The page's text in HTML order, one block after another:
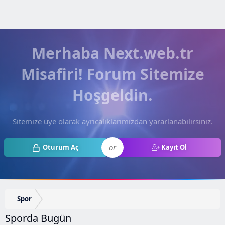
Merhaba Next.web.tr
Misafiri! Forum Sitemize
Hoşgeldin.
Sitemize üye olarak ayrıcalıklarımızdan yararlanabilirsiniz.
Oturum Aç or Kayıt Ol
Spor
Sporda Bugün